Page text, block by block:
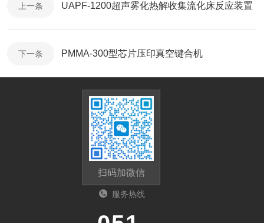
上一条 UAPF-1200超声雾化热解收集流化床反应装置
下一条 PMMA-300型芯片压印真空键合机
扫码加微信
服务热线